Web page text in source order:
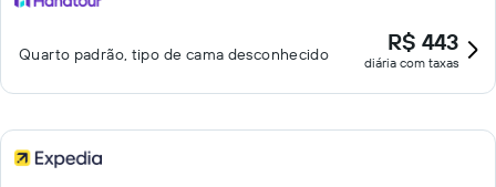
Quarto padrão, tipo de cama desconhecido R$ 443
diária com taxas